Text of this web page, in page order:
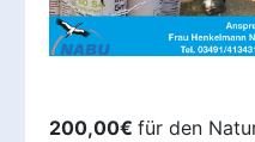
200,00€ für den